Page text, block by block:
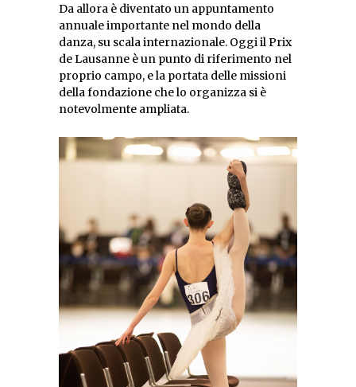
Da allora è diventato un appuntamento
annuale importante nel mondo della
danza, su scala internazionale. Oggi il Prix
de Lausanne è un punto di riferimento nel
proprio campo, e la portata delle missioni
della fondazione che lo organizza si è
notevolmente ampliata.